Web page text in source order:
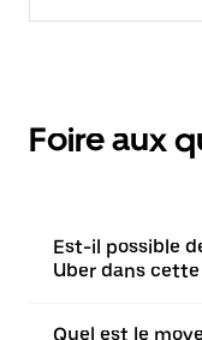
Foire aux
Est-il possible
Uber dans
Quel est le